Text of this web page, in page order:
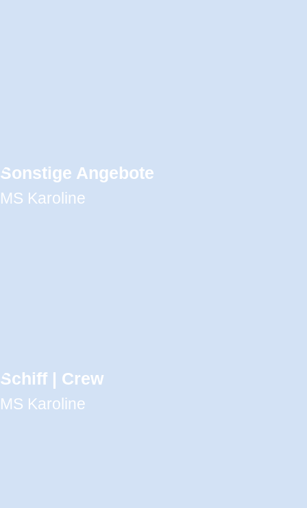
Sonstige Angebote
MS Karoline
Schiff | Crew
MS Karoline